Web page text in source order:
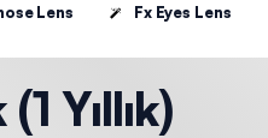
Lens Fx Eyes Lens
Yıllık)